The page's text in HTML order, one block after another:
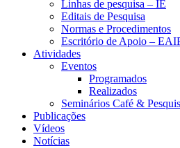
Linhas de pesquisa – IE
Editais de Pesquisa
Normas e Procedimentos
Escritório de Apoio –
Atividades
Eventos
Programados
Realizados
Seminários Café &
Publicações
Vídeos
Notícias